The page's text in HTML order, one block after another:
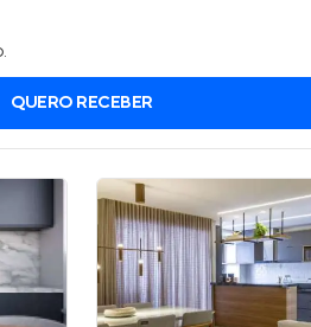
QUERO RECEBER